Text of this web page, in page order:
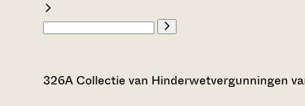
326A Collectie van Hinderwetvergunningen